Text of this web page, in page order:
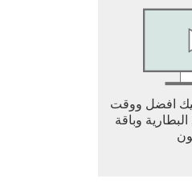
افضل ووقت
وباقة